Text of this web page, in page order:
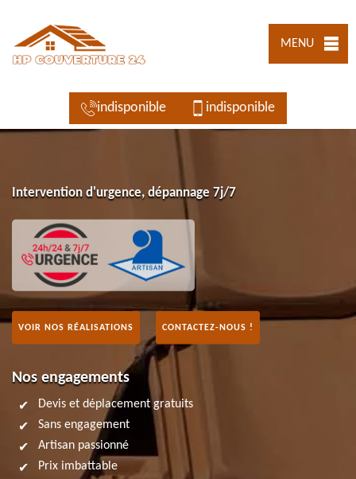
MENU
indisponible indisponible
Intervention d'urgence, dépannage 7j/7
VOIR NOS RÉALISATIONS CONTACTEZ-NOUS !
Nos engagements
Devis et déplacement gratuits
Sans engagement
Artisan passionné
Prix imbattable